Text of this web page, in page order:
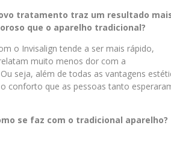
tratamento traz um resultado
que o aparelho tradicional?
o Invisalign tende a ser mais rápido,
muito menos dor com a
seja, além de todas as vantagens
conforto que as pessoas tanto
se faz com o tradicional aparelho?